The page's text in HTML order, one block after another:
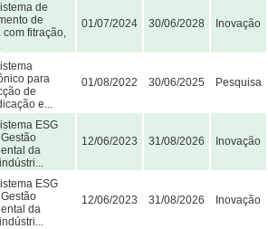
de
de
com fitração,
01/07/2024 30/06/2028 Inovação
para
de
e...
01/08/2022 30/06/2025 Pesquisa
ESG
da
12/06/2023 31/08/2026 Inovação
ESG
da
12/06/2023 31/08/2026 Inovação